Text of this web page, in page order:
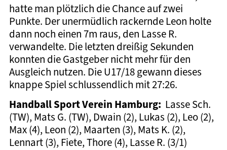
hatte man plötzlich die Chance auf zwei
Punkte. Der unermüdlich rackernde Leon holte
dann noch einen 7m raus, den Lasse R.
verwandelte. Die letzten dreißig Sekunden
konnten die Gastgeber nicht mehr für den
Ausgleich nutzen. Die U17/18 gewann dieses
knappe Spiel schlussendlich mit 27:26.
Handball Sport Verein Hamburg: Lasse Sch.
(TW), Mats G. (TW), Dwain (2), Lukas (2), Leo (2),
Max (4), Leon (2), Maarten (3), Mats K. (2),
Lennart (3), Fiete, Thore (4), Lasse R. (3/1)